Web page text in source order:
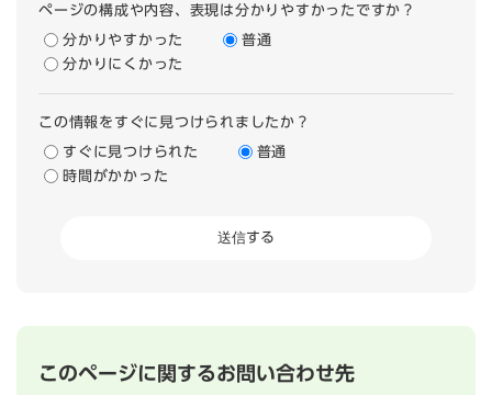
ページの構成や内容、表現は分かりやすかったですか？
分かりやすかった
普通
分かりにくかった
この情報をすぐに見つけられましたか？
すぐに見つけられた
普通
時間がかかった
このページに関するお問い合わせ先